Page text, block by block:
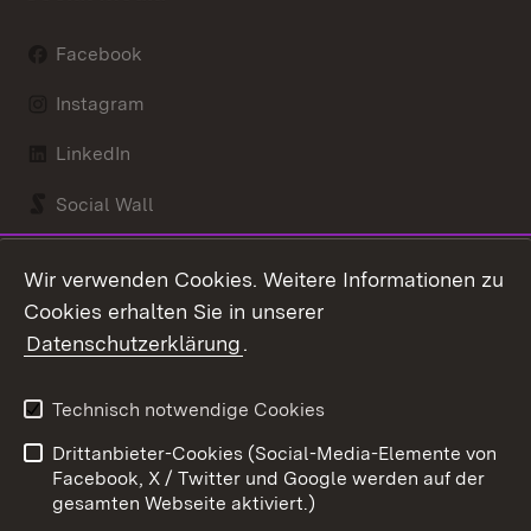
Facebook
Instagram
LinkedIn
Social Wall
Kontakt
Barrierefreiheit
Impressum
Cookies
Wir verwenden Cookies. Weitere Informationen zu
Cookies erhalten Sie in unserer
Datenschutzerklärung.
Technisch notwendige Cookies
Drittanbieter-Cookies (Social-Media-Elemente von
Facebook, X / Twitter und Google werden auf der
gesamten Webseite aktiviert.)